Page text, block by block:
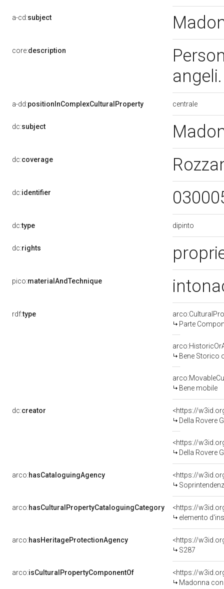
a-cd:subject
core:description
a-dd:positionInComplexCulturalProperty centrale
dc:subject
dc:coverage
dc:identifier
dc:type dipinto
dc:rights
pico:materialAndTechnique
rdf:type
Parte
Bene Storico
Bene mobile
dc:creator
<https://
Della Rovere
<https://
Della Rovere
arco:hasCataloguingAgency
<https://
Soprintendenza per i
arco:hasCulturalPropertyCataloguingCategory
<https://
elemento
arco:hasHeritageProtectionAgency
<https://
S287
arco:isCulturalPropertyComponentOf
<https://
Madonna con Bambino e